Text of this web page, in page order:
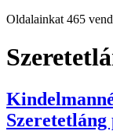
Oldalainkat 465